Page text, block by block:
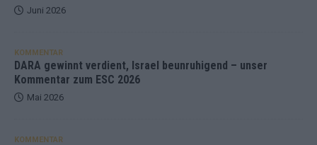
Juni 2026
KOMMENTAR
DARA gewinnt verdient, Israel beunruhigend – unser
Kommentar zum ESC 2026
Mai 2026
KOMMENTAR